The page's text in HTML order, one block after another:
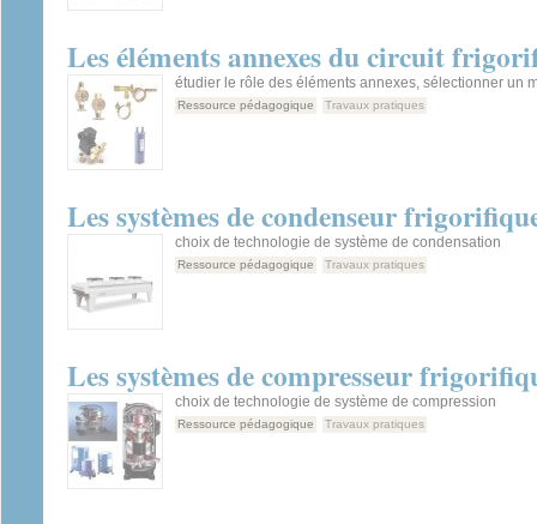
Les éléments annexes du circuit
étudier le rôle des éléments annexes, sélectionner un
Ressource pédagogique Travaux pratiques
Les systèmes de condenseur
choix de technologie de système de condensation
Ressource pédagogique Travaux pratiques
Les systèmes de compresseur
choix de technologie de système de compression
Ressource pédagogique Travaux pratiques